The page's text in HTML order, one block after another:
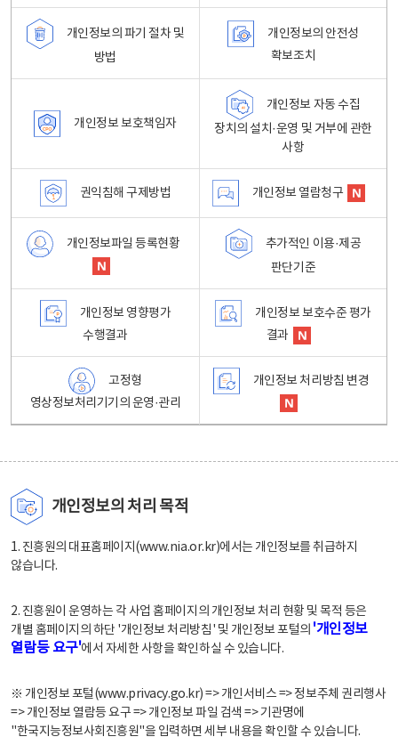
개인정보의 파기 절차 및
방법
개인정보의 안전성
확보조치
개인정보 보호책임자
개인정보 자동 수집
장치의 설치·운영 및 거부에 관한
사항
권익침해 구제방법 개인정보 열람청구
개인정보파일 등록현황
추가적인 이용·제공
판단기준
개인정보 영향평가
수행결과
개인정보 보호수준 평가
결과
고정형
영상정보처리기기의 운영·관리
개인정보 처리방침 변경
개인정보의 처리 목적
1. 진흥원의 대표홈페이지(www.nia.or.kr)에서는 개인정보를 취급하지
않습니다.
2. 진흥원이 운영하는 각 사업 홈페이지의 개인정보 처리 현황 및 목적 등은
개별 홈페이지의 하단 '개인정보 처리방침' 및 개인정보 포털의 '개인정보
열람등 요구'에서 자세한 사항을 확인하실 수 있습니다.
※ 개인정보 포털(www.privacy.go.kr) => 개인서비스 => 정보주체 권리행사
=> 개인정보 열람등 요구 => 개인정보 파일 검색 => 기관명에
"한국지능정보사회진흥원"을 입력하면 세부 내용을 확인할 수 있습니다.